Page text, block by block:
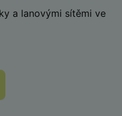
a lanovými sítěmi ve